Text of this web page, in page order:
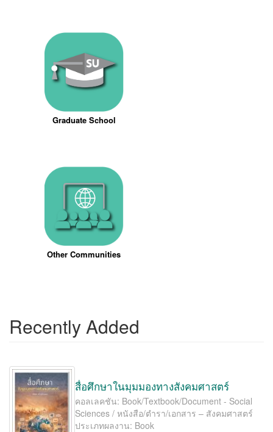
Graduate School
Other Communities
Recently Added
สื่อศึกษาในมุมมองทางสังคมศาสตร์
คอลเลคชัน: Book/Textbook/Document - Social
Sciences / หนังสือ/ตำรา/เอกสาร – สังคมศาสตร์
ประเภทผลงาน: Book